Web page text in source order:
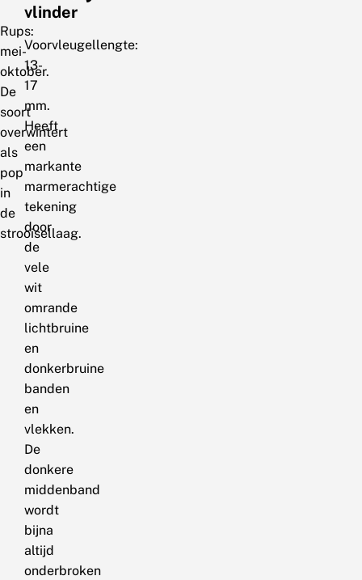
Rups:
mei-
oktober.
De
soort
overwintert
als
pop
in
de
strooisellaag.
vlinder
Voorvleugellengte:
13-
17
mm.
Heeft
een
markante
marmerachtige
tekening
door
de
vele
wit
omrande
lichtbruine
en
donkerbruine
banden
en
vlekken.
De
donkere
middenband
wordt
bijna
altijd
onderbroken